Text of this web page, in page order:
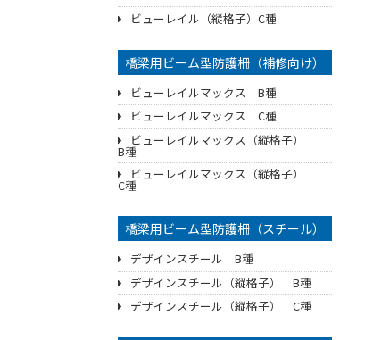
ビューレイル（縦格子）C種
橋梁用ビーム型防護柵（補修向け）
ビューレイルマックス B種
ビューレイルマックス C種
ビューレイルマックス（縦格子）
B種
ビューレイルマックス（縦格子）
C種
橋梁用ビーム型防護柵（スチール）
デザインスチール B種
デザインスチール（縦格子） B種
デザインスチール（縦格子） C種